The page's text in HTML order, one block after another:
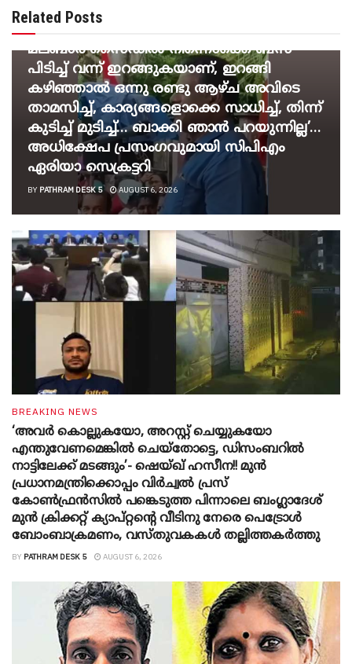
Related Posts
‘ഖദറുകാരെക്കൊണ്ട് വലിയ
ബുദ്ധിമുട്ടാണ്… ഈ മലപ്പുറം, കാസർകോട്,
മലബാർ സൈഡിൽ നിന്നൊക്കെ ബസ്
പിടിച്ച് വന്ന് ഇറങ്ങുകയാണ്, ഇറങ്ങി
കഴിഞ്ഞാൽ ഒന്നു രണ്ടു ആഴ്ച അവിടെ
താമസിച്ച്, കാര്യങ്ങളൊക്കെ സാധിച്ച്, തിന്ന്
കുടിച്ച് മുടിച്ച്… ബാക്കി ഞാൻ പറയുന്നില്ല’…
അധിക്ഷേപ പ്രസംഗവുമായി സിപിഎം
ഏരിയാ സെക്രട്ടറി
BY PATHRAM DESK 5 AUGUST 6, 2026
BREAKING NEWS
‘അവർ കൊല്ലുകയോ, അറസ്റ്റ് ചെയ്യുകയോ
എന്തുവേണമെങ്കിൽ ചെയ്തോട്ടെ, ഡിസംബറിൽ
നാട്ടിലേക്ക് മടങ്ങും’- ഷെയ്ഖ് ഹസീന!! മുൻ
പ്രധാനമന്ത്രിക്കൊപ്പം വിർച്വൽ പ്രസ്
കോൺഫ്രൻസിൽ പങ്കെടുത്ത പിന്നാലെ ബംഗ്ലാദേശ്
മുൻ ക്രിക്കറ്റ് ക്യാപ്റ്റന്റെ വീടിനു നേരെ പെട്രോൾ
ബോംബാക്രമണം, വസ്തുവകകൾ തല്ലിത്തകർത്തു
BY PATHRAM DESK 5 AUGUST 6, 2026